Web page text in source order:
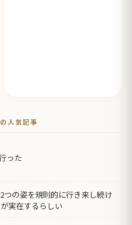
人気記事
った
つの姿を規則的に行き来し続け
実在するらしい